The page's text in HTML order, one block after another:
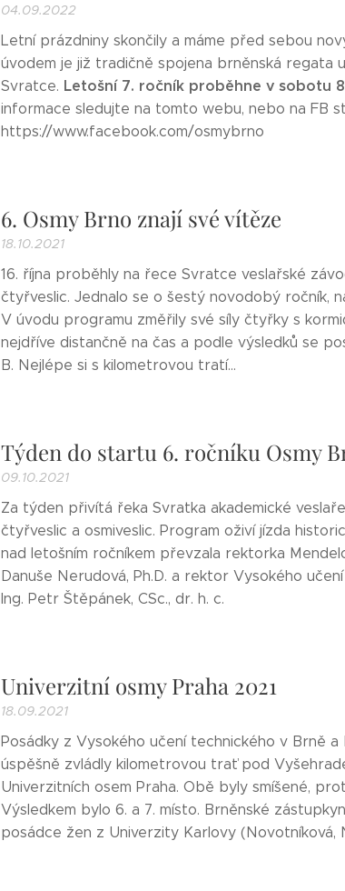
04.09.2022
Letní prázdniny skončily a máme před sebou
úvodem je již tradičně spojena brněnská regata
Svratce. Letošní 7. ročník proběhne v sobotu
informace sledujte na tomto webu, nebo na FB
https://www.facebook.com/osmybrno
6. Osmy Brno znají své vítěze
18.10.2021
16. října proběhly na řece Svratce veslařské
čtyřveslic. Jednalo se o šestý novodobý ročník,
V úvodu programu změřily své síly čtyřky s
nejdříve distančně na čas a podle výsledků se
B. Nejlépe si s kilometrovou tratí...
Týden do startu 6. ročníku Osmy
09.10.2021
Za týden přivítá řeka Svratka akademické
čtyřveslic a osmiveslic. Program oživí jízda
nad letošním ročníkem převzala rektorka
Danuše Nerudová, Ph.D. a rektor Vysokého
Ing. Petr Štěpánek, CSc., dr. h. c.
Univerzitní osmy Praha 2021
18.09.2021
Posádky z Vysokého učení technického v Brně
úspěšně zvládly kilometrovou trať pod
Univerzitních osem Praha. Obě byly smíšené,
Výsledkem bylo 6. a 7. místo. Brněnské
posádce žen z Univerzity Karlovy (Novotníková,